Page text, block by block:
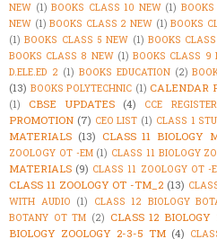
NEW (1) BOOKS CLASS 10 NEW (1)
NEW (1) BOOKS CLASS 2 NEW (1) BOOKS
(1) BOOKS CLASS 5 NEW (1) BOOKS
BOOKS CLASS 8 NEW (1) BOOKS CLASS 9
D.ELE.ED 2 (1) BOOKS EDUCATION (2)
(13) BOOKS POLYTECHNIC (1) CALENDAR
(1)
CBSE UPDATES (4) CCE REGISTER
PROMOTION (7) CEO LIST (1) CLASS 1
MATERIALS (13) CLASS 11 BIOLOGY
ZOOLOGY OT -EM (1) CLASS 11 BIOLOGY
MATERIALS (9) CLASS 11 ZOOLOGY OT -
CLASS 11 ZOOLOGY OT -TM_2 (13)
WITH AUDIO (1) CLASS 12 BIOLOGY
BOTANY OT TM (2) CLASS 12
BIOLOGY ZOOLOGY 2-3-5 TM (4)